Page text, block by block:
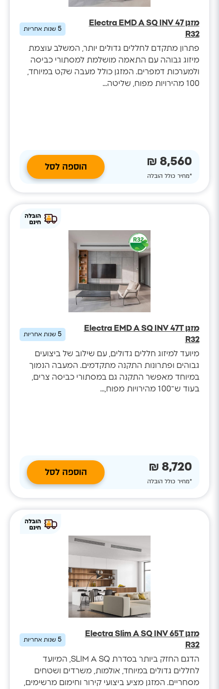
מזגן Electra EMD A SQ INV 47
R32
5שנות אחריות
פתרון מתקדם לחללים גדולים יותר, המשלב עוצמת
מיזוג גבוהה עם התאמה מושלמת למסתורי כביסה
ולמערכות דמפרים. המזגן כולל מעבה שקט במיוחד,
100 מהירויות מפוח, שליטה...
8,560 ₪
*מחיר כולל הובלה
הוספה לסל
מזגן Electra EMD A SQ INV 47T
R32
5שנות אחריות
מיועד למיזוג חללים גדולים, עם שילוב של ביצועים
גבוהים ופתרונות התקנה מתקדמים. המעבה הנמוך
במיוחד מאפשר התקנה גם במסתורי כביסה צרים,
בעוד ש־100 מהירויות מפוח,...
8,720 ₪
*מחיר כולל הובלה
הוספה לסל
מזגן Electra Slim A SQ INV 65T
R32
5שנות אחריות
הדגם החזק ביותר בסדרת SLIM A SQ, המיועד
לחללים גדולים במיוחד, אולמות, משרדים ושטחים
מסחריים. המזגן מציע ביצועי קירור וחימום מרשימים,